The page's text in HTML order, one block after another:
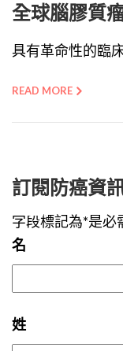
全球腦膠質
具有革命性的臨
READ MORE
訂閱防癌資
字段標記為*是必
名
姓